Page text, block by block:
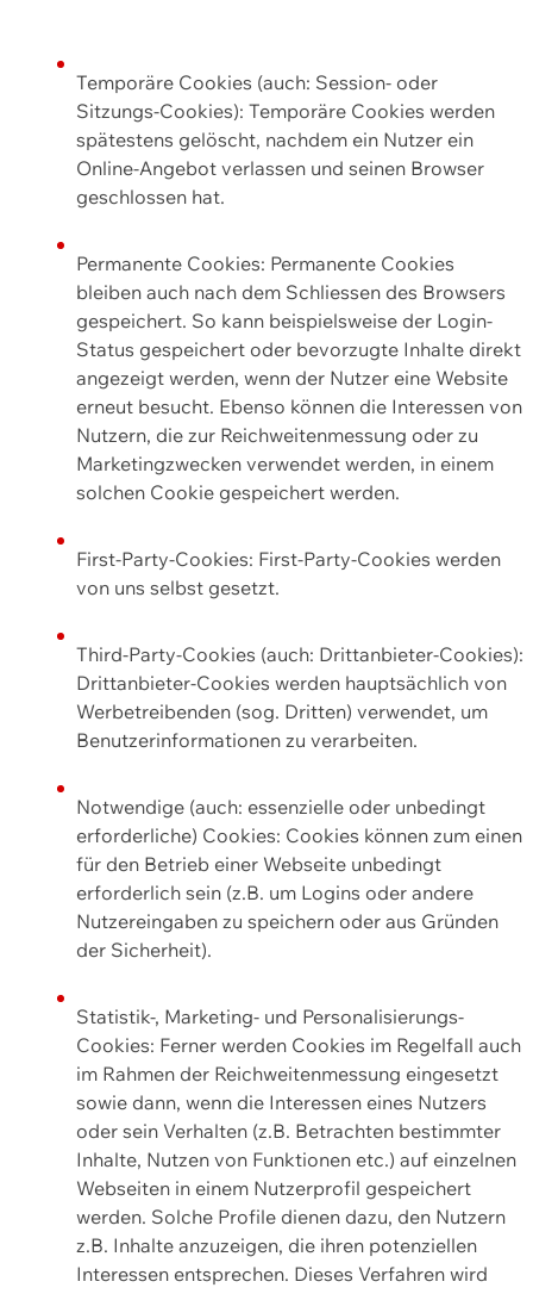
Temporäre Cookies (auch: Session- oder
Sitzungs-Cookies): Temporäre Cookies werden
spätestens gelöscht, nachdem ein Nutzer ein
Online-Angebot verlassen und seinen Browser
geschlossen hat.
Permanente Cookies: Permanente Cookies
bleiben auch nach dem Schliessen des Browsers
gespeichert. So kann beispielsweise der Login-
Status gespeichert oder bevorzugte Inhalte direkt
angezeigt werden, wenn der Nutzer eine Website
erneut besucht. Ebenso können die Interessen von
Nutzern, die zur Reichweitenmessung oder zu
Marketingzwecken verwendet werden, in einem
solchen Cookie gespeichert werden.
First-Party-Cookies: First-Party-Cookies werden
von uns selbst gesetzt.
Third-Party-Cookies (auch: Drittanbieter-Cookies):
Drittanbieter-Cookies werden hauptsächlich von
Werbetreibenden (sog. Dritten) verwendet, um
Benutzerinformationen zu verarbeiten.
Notwendige (auch: essenzielle oder unbedingt
erforderliche) Cookies: Cookies können zum einen
für den Betrieb einer Webseite unbedingt
erforderlich sein (z.B. um Logins oder andere
Nutzereingaben zu speichern oder aus Gründen
der Sicherheit).
Statistik-, Marketing- und Personalisierungs-
Cookies: Ferner werden Cookies im Regelfall auch
im Rahmen der Reichweitenmessung eingesetzt
sowie dann, wenn die Interessen eines Nutzers
oder sein Verhalten (z.B. Betrachten bestimmter
Inhalte, Nutzen von Funktionen etc.) auf einzelnen
Webseiten in einem Nutzerprofil gespeichert
werden. Solche Profile dienen dazu, den Nutzern
z.B. Inhalte anzuzeigen, die ihren potenziellen
Interessen entsprechen. Dieses Verfahren wird